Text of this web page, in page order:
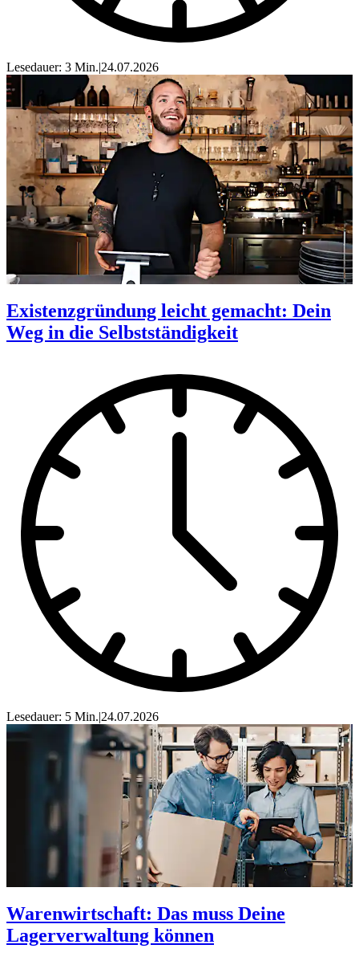
Lesedauer: 3 Min.|24.07.2026
Existenzgründung leicht gemacht: Dein
Weg in die Selbstständigkeit
Lesedauer: 5 Min.|24.07.2026
Warenwirtschaft: Das muss Deine
Lagerverwaltung können